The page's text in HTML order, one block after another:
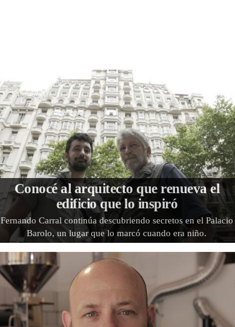
Conocé al arquitecto que renueva el
edificio que lo inspiró
Fernando Carral continúa descubriendo secretos en el Palacio
Barolo, un lugar que lo marcó cuando era niño.